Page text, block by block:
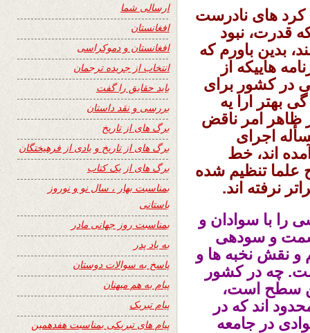
کرد های نادرست
قدرت، نبود
بدین باورم که
هاییکه از
در کشور برای
بهتر ارا يه
ظاهر امر ناقض
اجرای
اند، خط
علما تنظیم شده
نرفته اند.
را با سوادان و
سمت و سودهی
و نقش نخبه ها و
چه در کشور
سطح است،
اند که در
در جامعه
ارسالی شما
افغانستان
افغانستان و دموکراسی
انتخاب از جریده ترجمان
باید حقایق را گفت
بررسی و نقد داستان
برگ های از تاریخ
برگ های از تاریخ و یادی از فرهیختگان
برگ های از یک کتاب
بمناسبت بهار ، سال نو و نوروز
باستانی
بمناسبت روز جهانی مادر
به یاد پدر
پاسخ به سوالات دوستان
پیام به هم میهنان
پیام تبریک
پیام های تبریکی بمناسبت هفدهمین